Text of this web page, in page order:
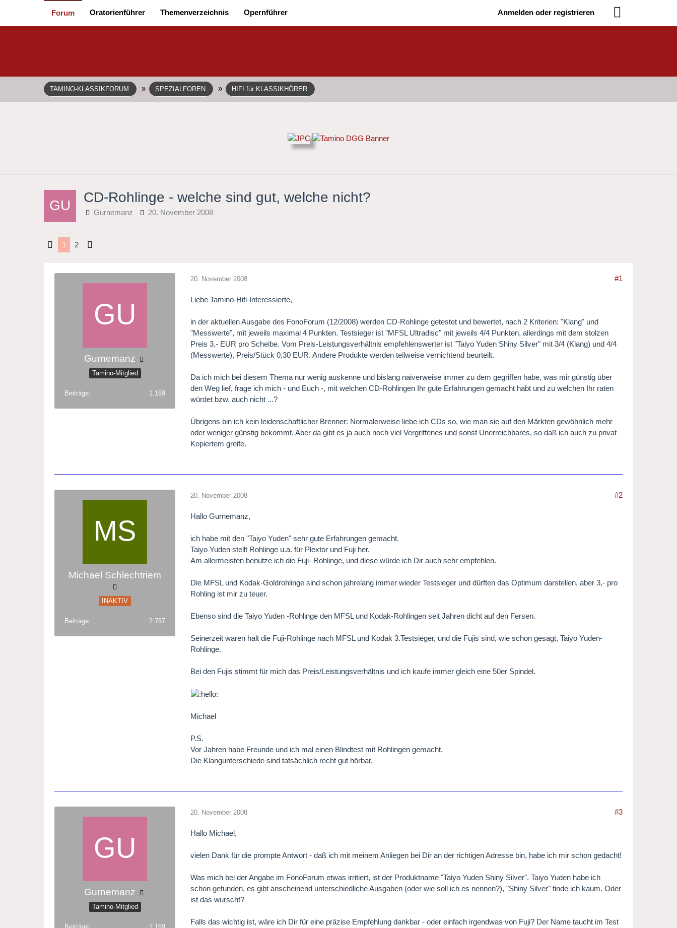
Forum Oratorienführer Themenverzeichnis Opernführer Anmelden oder registrieren
TAMINO-KLASSIKFORUM » SPEZIALFOREN » HIFI für KLASSIKHÖRER
CD-Rohlinge - welche sind gut, welche nicht?
Gurnemanz 20. November 2008
1 2
Gurnemanz
Tamino-Mitglied
Beiträge 1.169
20. November 2008 #1
Liebe Tamino-Hifi-Interessierte,
in der aktuellen Ausgabe des FonoForum (12/2008) werden CD-Rohlinge getestet und bewertet, nach 2 Kriterien: "Klang" und
"Messwerte", mit jeweils maximal 4 Punkten. Testsieger ist "MFSL Ultradisc" mit jeweils 4/4 Punkten, allerdings mit dem stolzen
Preis 3,- EUR pro Scheibe. Vom Preis-Leistungsverhältnis empfehlenswerter ist "Taiyo Yuden Shiny Silver" mit 3/4 (Klang) und 4/4
(Messwerte), Preis/Stück 0,30 EUR. Andere Produkte werden teilweise vernichtend beurteilt.
Da ich mich bei diesem Thema nur wenig auskenne und bislang naiverweise immer zu dem gegriffen habe, was mir günstig über
den Weg lief, frage ich mich - und Euch -, mit welchen CD-Rohlingen Ihr gute Erfahrungen gemacht habt und zu welchen Ihr raten
würdet bzw. auch nicht ...?
Übrigens bin ich kein leidenschaftlicher Brenner: Normalerweise liebe ich CDs so, wie man sie auf den Märkten gewöhnlich mehr
oder weniger günstig bekommt. Aber da gibt es ja auch noch viel Vergriffenes und sonst Unerreichbares, so daß ich auch zu privat
Kopiertem greife.
Michael Schlechtriem
INAKTIV
Beiträge 2.757
20. November 2008 #2
Hallo Gurnemanz,
ich habe mit den "Taiyo Yuden" sehr gute Erfahrungen gemacht.
Taiyo Yuden stellt Rohlinge u.a. für Plextor und Fuji her.
Am allermeisten benutze ich die Fuji- Rohlinge, und diese würde ich Dir auch sehr empfehlen.
Die MFSL und Kodak-Goldrohlinge sind schon jahrelang immer wieder Testsieger und dürften das Optimum darstellen, aber 3,- pro
Rohling ist mir zu teuer.
Ebenso sind die Taiyo Yuden -Rohlinge den MFSL und Kodak-Rohlingen seit Jahren dicht auf den Fersen.
Seinerzeit waren halt die Fuji-Rohlinge nach MFSL und Kodak 3.Testsieger, und die Fujis sind, wie schon gesagt, Taiyo Yuden-
Rohlinge.
Bei den Fujis stimmt für mich das Preis/Leistungsverhältnis und ich kaufe immer gleich eine 50er Spindel.
Michael
P.S.
Vor Jahren habe Freunde und ich mal einen Blindtest mit Rohlingen gemacht.
Die Klangunterschiede sind tatsächlich recht gut hörbar.
Gurnemanz
Tamino-Mitglied
20. November 2008 #3
Hallo Michael,
vielen Dank für die prompte Antwort - daß ich mit meinem Anliegen bei Dir an der richtigen Adresse bin, habe ich mir schon gedacht!
Was mich bei der Angabe im FonoForum etwas irritiert, ist der Produktname "Taiyo Yuden Shiny Silver". Taiyo Yuden habe ich
schon gefunden, es gibt anscheinend unterschiedliche Ausgaben (oder wie soll ich es nennen?), "Shiny Silver" finde ich kaum. Oder
ist das wurscht?
Falls das wichtig ist, wäre ich Dir für eine präzise Empfehlung dankbar - oder einfach irgendwas von Fuji? Der Name taucht im Test